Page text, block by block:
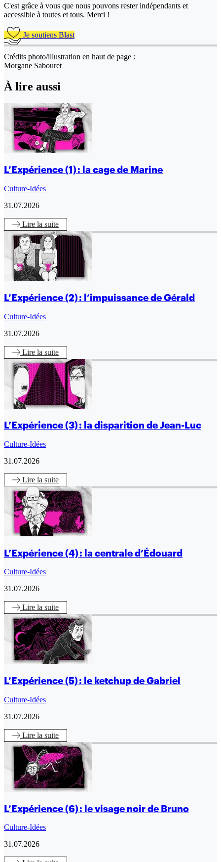
C'est grâce à vous que nous pouvons rester indépendants et
accessible à toutes et tous. Merci !
Je soutiens Blast
Crédits photo/illustration en haut de page :
Morgane Sabouret
À lire aussi
L’Expérience (1) : la cage de Marine
Culture-Idées
31.07.2026
Lire la suite
L’Expérience (2) : l’impuissance de Gérald
Culture-Idées
31.07.2026
Lire la suite
L’Expérience (3) : la disparition de Jean-Luc
Culture-Idées
31.07.2026
Lire la suite
L’Expérience (4) : la centrale d’Édouard
Culture-Idées
31.07.2026
Lire la suite
L’Expérience (5) : le ketchup de Gabriel
Culture-Idées
31.07.2026
Lire la suite
L’Expérience (6) : le visage noir de Bruno
Culture-Idées
31.07.2026